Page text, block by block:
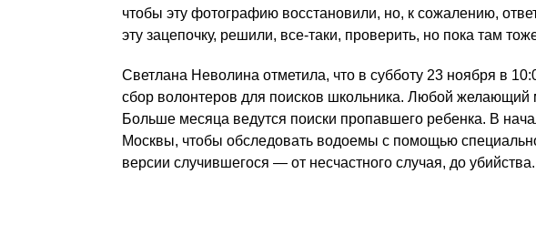
чтобы эту фотографию восстановили, но, к сожалению,
эту зацепочку, решили, все-таки, проверить, но пока там
Светлана Неволина отметила, что в субботу 23 ноября в
сбор волонтеров для поисков школьника. Любой желающий
Больше месяца ведутся поиски пропавшего ребенка. В
Москвы, чтобы обследовать водоемы с помощью
версии случившегося — от несчастного случая, до убийства.